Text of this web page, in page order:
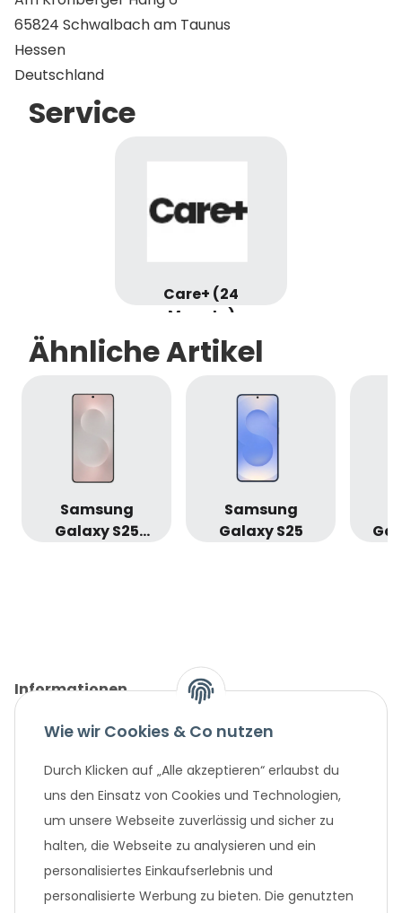
65824 Schwalbach am Taunus
Hessen
Deutschland
Service
Care+ (24
Monate)
Ähnliche Artikel
Samsung
Galaxy S25
Samsung
Galaxy S25
Informationen
Gesetzliche Informationen
Unternehmen
Beliebte Angebote
Wie wir Cookies & Co nutzen
Durch Klicken auf „Alle akzeptieren“ erlaubst du
uns den Einsatz von Cookies und Technologien,
um unsere Webseite zuverlässig und sicher zu
halten, die Webseite zu analysieren und ein
personalisiertes Einkaufserlebnis und
personalisierte Werbung zu bieten. Die genutzten